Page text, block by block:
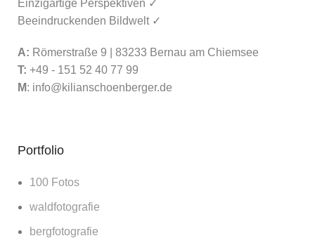
Einzigartige Perspektiven ✓
Beeindruckenden Bildwelt ✓
A: Römerstraße 9 | 83233 Bernau am Chiemsee
T: +49 - 151 52 40 77 99
M: info@kilianschoenberger.de
Portfolio
100 Fotos
waldfotografie
bergfotografie